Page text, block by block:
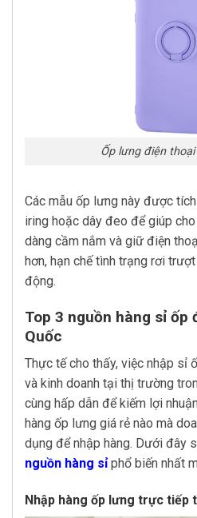
Ốp lưng điện
Các mẫu ốp lưng này được
iring hoặc dây đeo để giúp
dàng cầm nắm và giữ điện
hơn, hạn chế tình trạng rơi
động.
Top 3 nguồn hàng sỉ ốp
Quốc
Thực tế cho thấy, việc nhập sỉ
và kinh doanh tại thị trường
cùng hấp dẫn để kiếm lợi
hàng ốp lưng giá rẻ nào mà
dụng để nhập hàng. Dưới đây
nguồn hàng sỉphổ biến nhất
Nhập hàng ốp lưng trực tiếp